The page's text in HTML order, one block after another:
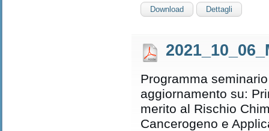
Download Dettagli
Programma
aggiornamento su:
merito al Rischio
Cancerogeno e